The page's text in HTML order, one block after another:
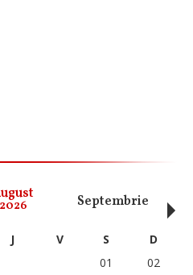
2026 Septembrie
J V S
D
01
02